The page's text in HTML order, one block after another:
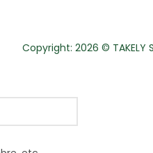
Copyright: 2026 © TAKELY